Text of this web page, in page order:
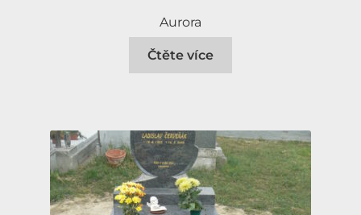
Aurora
Čtěte více